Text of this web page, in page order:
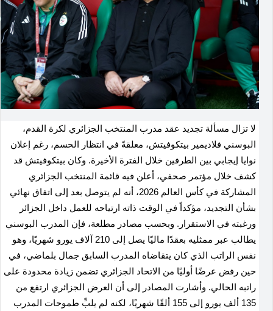
لا تزال مسألة تجديد عقد مدرب المنتخب الجزائري لكرة القدم،
البوسني فلاديمير بيتكوفيتش، معلقةً في انتظار الحسم، رغم إعلان
نوايا إيجابي بين الطرفين خلال الفترة الأخيرة. وكان بيتكوفيتش قد
كشف خلال مؤتمر صحفي، أعلن فيه قائمة المنتخب الجزائري
المشاركة في كأس العالم 2026، أنه لم يتوصل بعد إلى اتفاق نهائي
بشأن التجديد، مؤكداً في الوقت ذاته ارتياحه للعمل داخل الجزائر
ورغبته في الاستقرار. وبحسب مصادر مطلعة، فإن المدرب البوسني
يطالب عبر ممثليه بعقدًا ماليًا يصل إلى 210 آلاف يورو شهريًا، وهو
نفس الراتب الذي كان يتقاضاه المدرب السابق جمال بلماضي، في
حين رفض عرضًا أوليًا من الاتحاد الجزائري تضمن زيادة محدودة على
راتبه الحالي. وأشارت المصادر إلى أن العرض الجزائري ارتفع من
135 ألف يورو إلى 155 ألفًا شهريًا، لكنه لم يلبِّ طموحات المدرب